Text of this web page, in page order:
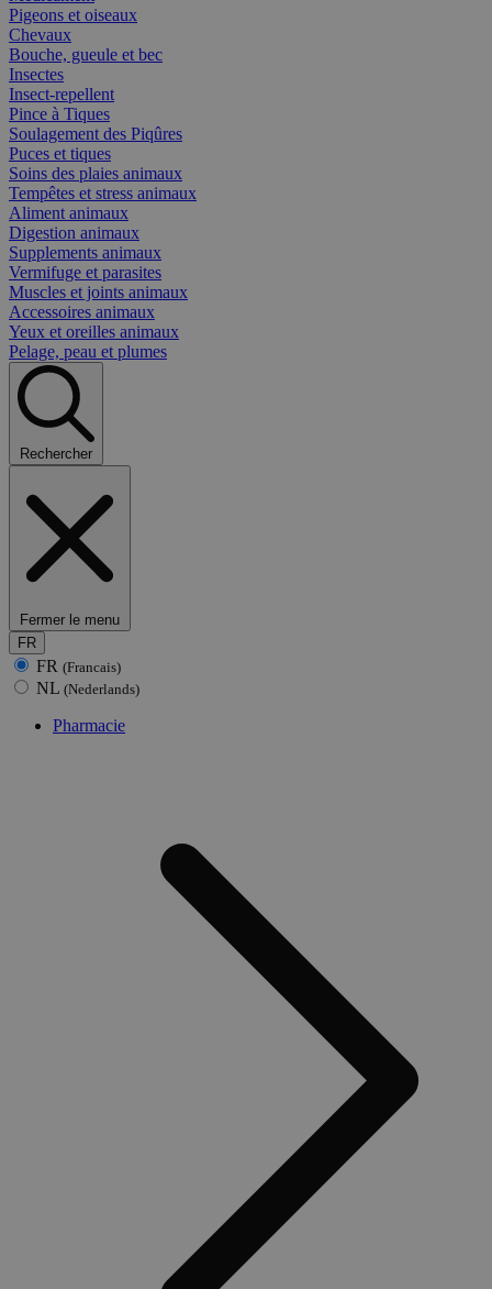
Pigeons et oiseaux
Chevaux
Bouche, gueule et bec
Insectes
Insect-repellent
Pince à Tiques
Soulagement des Piqûres
Puces et tiques
Soins des plaies animaux
Tempêtes et stress animaux
Aliment animaux
Digestion animaux
Supplements animaux
Vermifuge et parasites
Muscles et joints animaux
Accessoires animaux
Yeux et oreilles animaux
Pelage, peau et plumes
Rechercher
Fermer le menu
FR
FR (Francais)
NL (Nederlands)
Pharmacie